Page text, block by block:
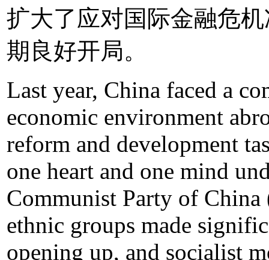
扩大了应对国际金融危
期良好开局。
Last year, China faced a
economic environment
reform and development
one heart and one mind
Communist Party of
ethnic groups made
opening up, and socialist